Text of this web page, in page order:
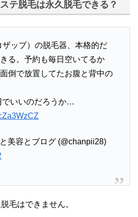
テ脱毛は永久脱毛できる？
ップ）の脱毛器、本格的だ
る。予約も毎日空いてるか
倒で放置してたお腹と背中の
でいいのだろうか…
美容とブログ (@chanpii28)
毛はできません。